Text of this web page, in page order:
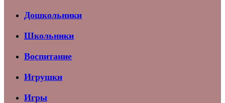
Дошкольники
Школьники
Воспитание
Игрушки
Игры